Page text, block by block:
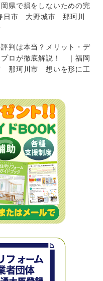
県で損をしないための完
日市 大野城市 那珂川
判は本当？メリット・デ
プロが徹底解説！ ｜福岡
那珂川市 想いを形に工